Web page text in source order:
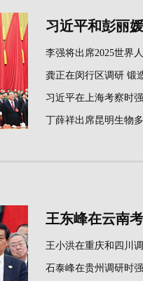
习近平和彭丽
龚正在闵行区调研 锻
王东峰在云南